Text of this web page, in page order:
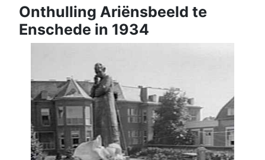
Onthulling Ariënsbeeld te
Enschede in 1934